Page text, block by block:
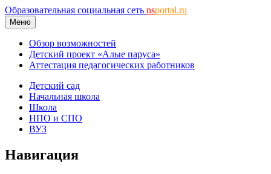
Образовательная социальная сеть nsportal.ru
Меню
Обзор возможностей
Детский проект «Алые паруса»
Аттестация педагогических работников
Детский сад
Начальная школа
Школа
НПО и СПО
ВУЗ
Навигация